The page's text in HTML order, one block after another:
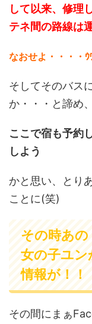
して以来、修理
テネ間の路線は
なおせよ・・・・
そしてそのバス
か・・・と諦め、
ここで宿も予約
しよう
かと思い、とり
ことに(笑)
その時あ
女の子ユ
情報が！！
その間にまぁ